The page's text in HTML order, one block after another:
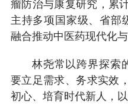
瘤防治与康复研究，累
主持多项国家级、省部
融合推动中医药现代化与
林尧常以跨界探索
要立足需求、务求实效
初心、培育时代新人，